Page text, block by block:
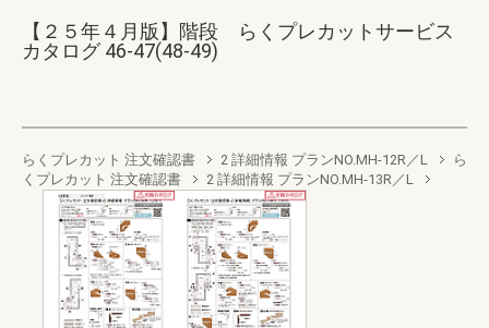
【２５年４月版】階段 らくプレカットサービス
カタログ 46-47(48-49)
らくプレカット 注文確認書 2 詳細情報 プランNO.MH-12R／L
ら
くプレカット 注文確認書
2 詳細情報 プランNO.MH-13R／L